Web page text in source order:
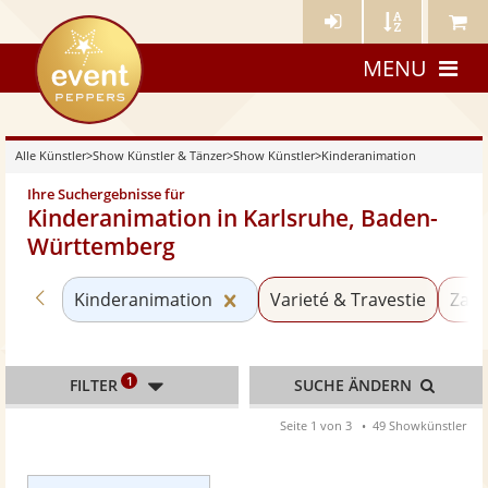
Künstler- Künstler Meine
eventpeppers
MENU
Alle Künstler>Show Künstler & Tänzer>Show Künstler>Kinderanimation
Ihre Suchergebnisse für
Kinderanimation in Karlsruhe, Baden-
Württemberg
Zurück zu «Show Künstler»
Kinderanimation Kategorie
Varieté & Travestie
FILTER 1 SUCHE ÄNDERN
Seite 1 von 3 49 Showkünstler